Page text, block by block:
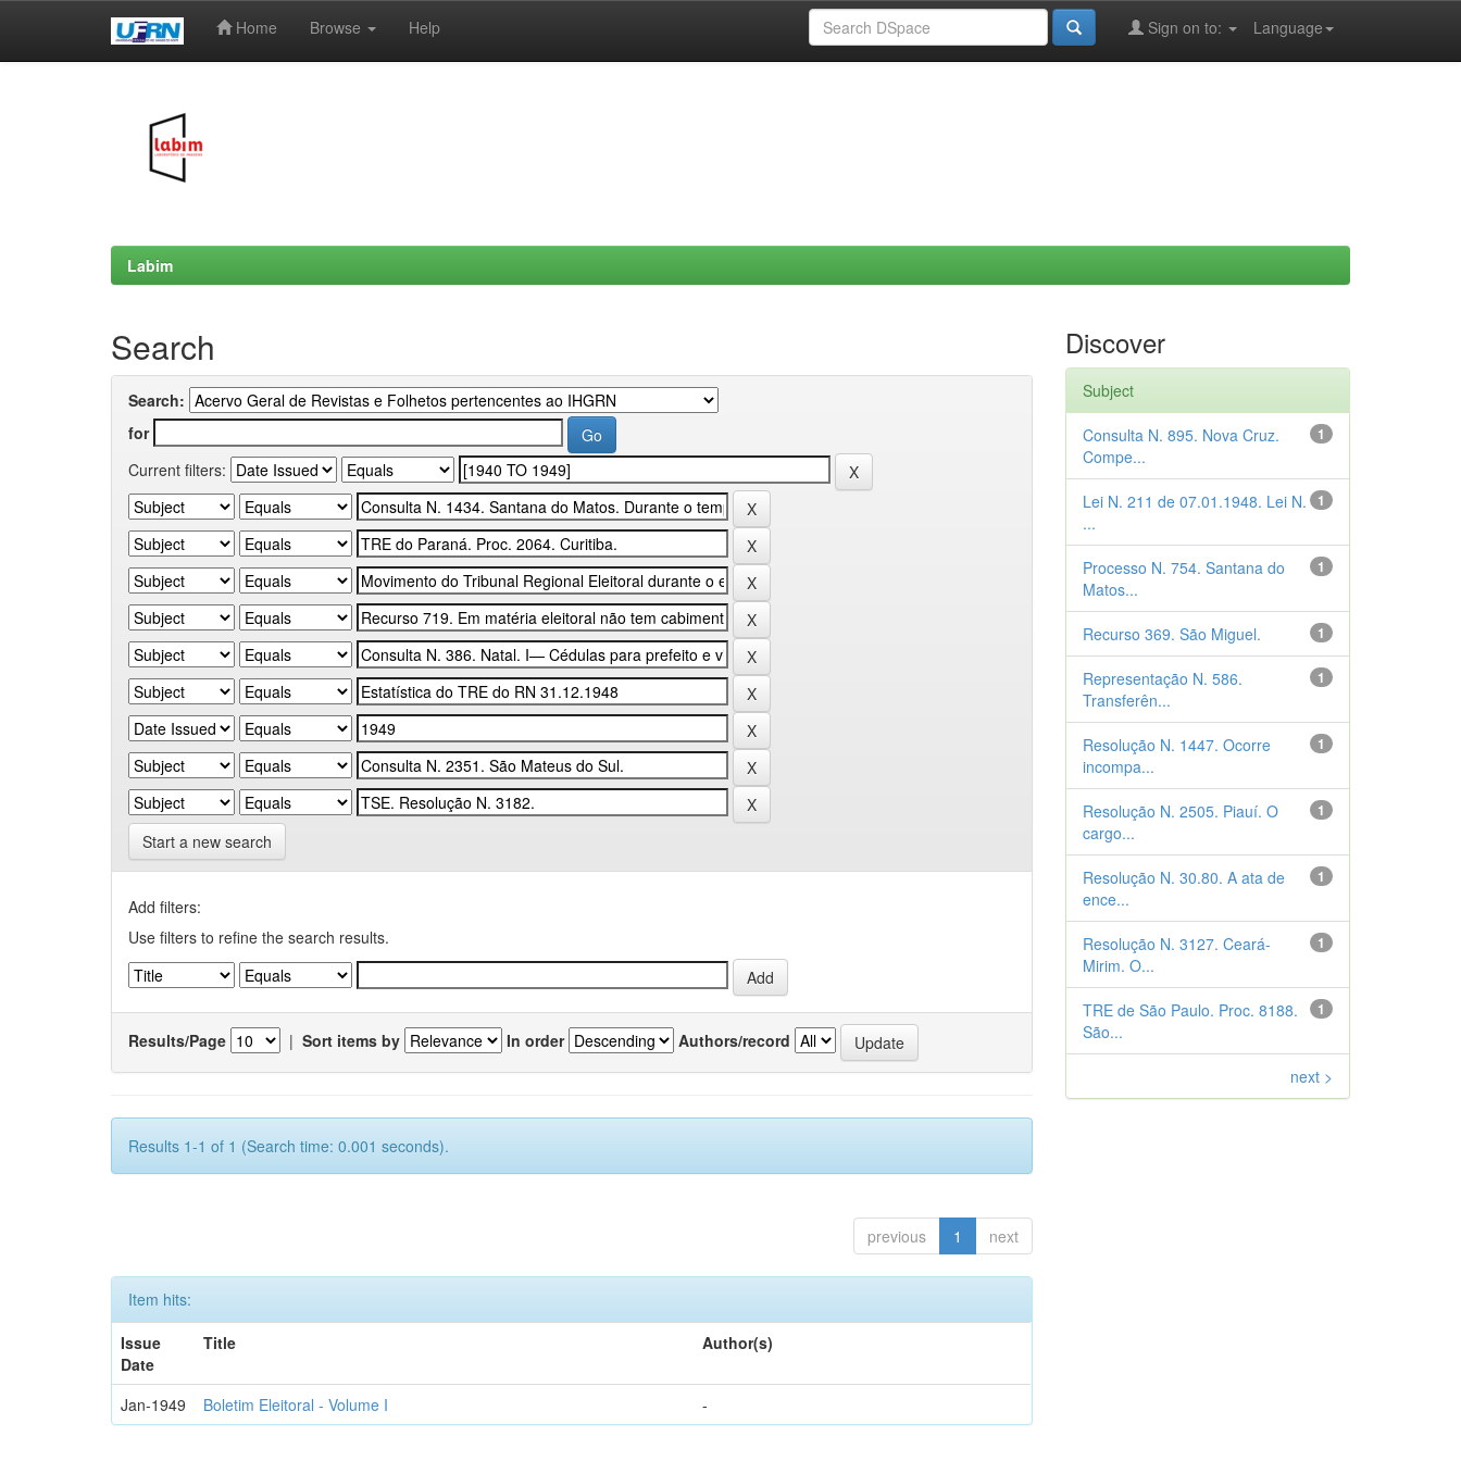
Home Browse Help Language
Sign on to:
Labim
Search
Search:
for
Current filters:
Start a new search
Add filters:
Use filters to refine the search results.
Results/Page | Sort items by In order Authors/record
Results 1-1 of 1 (Search time: 0.001 seconds).
previous 1 next
Item hits:
Issue
Date
Title Author(s)
Jan-1949 Boletim Eleitoral - Volume I -
Discover
Subject
1
Consulta N. 895. Nova Cruz.
Compe...
1
Lei N. 211 de 07.01.1948. Lei N.
...
1
Processo N. 754. Santana do
Matos...
1
Recurso 369. São Miguel.
1
Representação N. 586.
Transferên...
1
Resolução N. 1447. Ocorre
incompa...
1
Resolução N. 2505. Piauí. O
cargo...
1
Resolução N. 30.80. A ata de
ence...
1
Resolução N. 3127. Ceará-
Mirim. O...
1
TRE de São Paulo. Proc. 8188.
São...
next >